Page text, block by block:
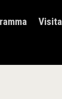
Visita